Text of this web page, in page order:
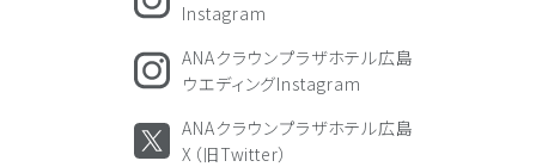
Instagram
ANAクラウンプラザホテル広島
ウエディングInstagram
ANAクラウンプラザホテル広島
X（旧Twitter）